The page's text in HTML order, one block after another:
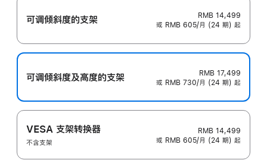
可调倾斜度的支架
RMB 14,499
或 RMB 605/月 (24 期) 起
可调倾斜度及高‍度的支‍架
RMB 17,499
或 RMB 730/月 (24 期) 起
VESA 支架转换器
不含支架
RMB 14,499
或 RMB 605/月 (24 期) 起